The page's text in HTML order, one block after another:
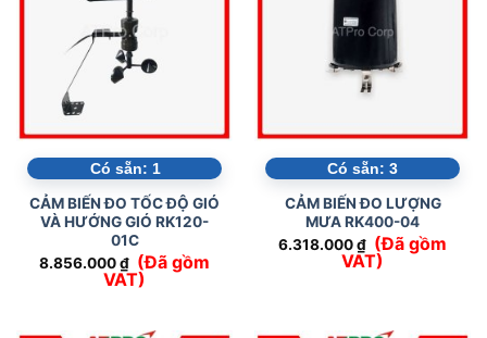
Có sẵn: 1
CẢM BIẾN ĐO TỐC ĐỘ GIÓ
VÀ HƯỚNG GIÓ RK120-
01C
8.856.000₫ (Đã gồm
VAT)
Có sẵn: 3
CẢM BIẾN ĐO LƯỢNG
MƯA RK400-04
6.318.000₫ (Đã gồm
VAT)